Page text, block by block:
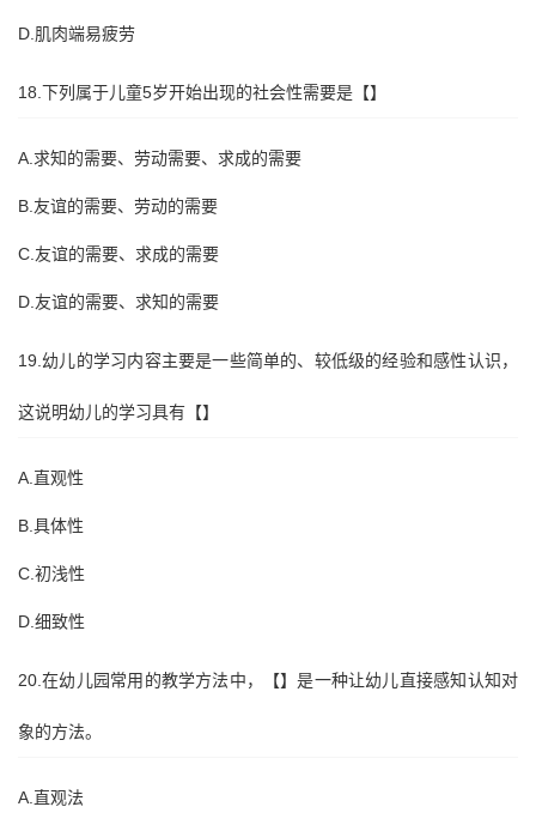
D.肌肉端易疲劳
18.下列属于儿童5岁开始出现的社会性需要是【】
A.求知的需要、劳动需要、求成的需要
B.友谊的需要、劳动的需要
C.友谊的需要、求成的需要
D.友谊的需要、求知的需要
19.幼儿的学习内容主要是一些简单的、较低级的经验和感性认识，
这说明幼儿的学习具有【】
A.直观性
B.具体性
C.初浅性
D.细致性
20.在幼儿园常用的教学方法中，【】是一种让幼儿直接感知认知对
象的方法。
A.直观法